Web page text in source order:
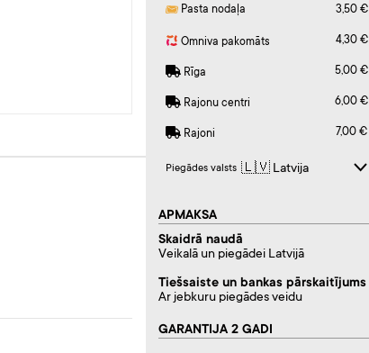
Pasta nodaļa
3,50 €
Omniva pakomāts
4,30 €
Rīga
5,00 €
Rajonu centri
6,00 €
Rajoni
7,00 €
Piegādes valsts
APMAKSA
Skaidrā naudā
Veikalā un piegādei Latvijā
Tiešsaiste un bankas pārskaitījums
Ar jebkuru piegādes veidu
GARANTIJA 2 GADI